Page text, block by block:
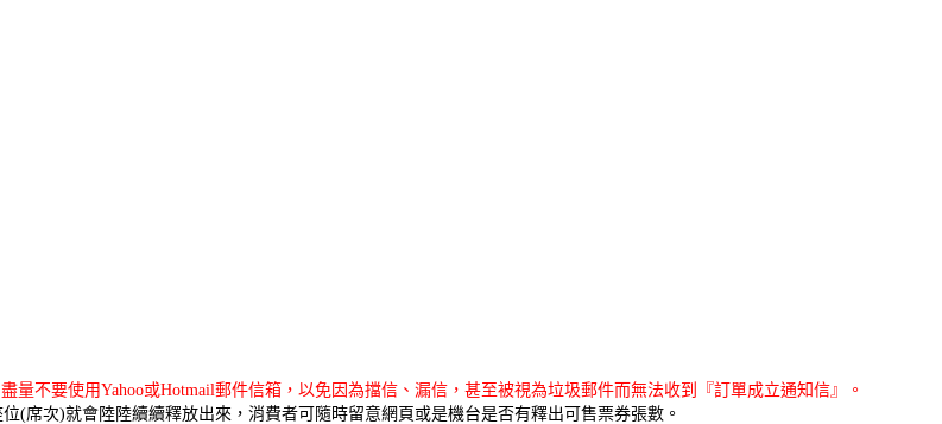
不要使用Yahoo或Hotmail郵件信箱，以免因為擋信、漏信，甚至被視為垃圾郵件而無法收到『訂單成立通知信』。
席次)就會陸陸續續釋放出來，消費者可隨時留意網頁或是機台是否有釋出可售票券張數。